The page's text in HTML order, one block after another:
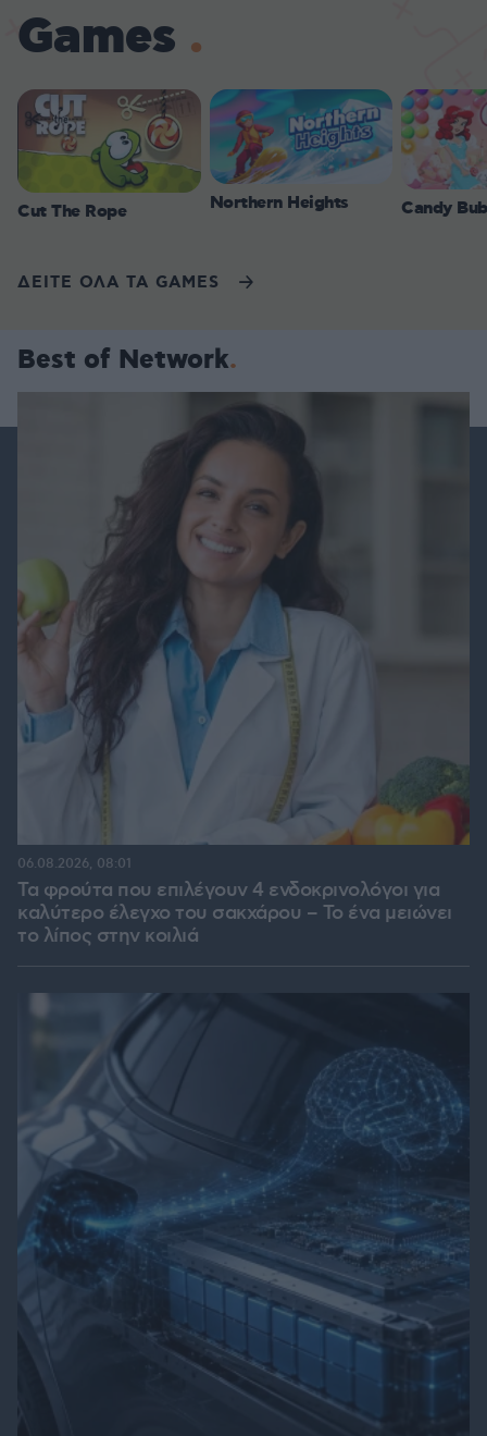
Games
Cut The Rope Northern Heights Candy
ΔΕΙΤΕ ΟΛΑ ΤΑ GAMES
Best of Network
Τα φρούτα που επιλέγουν 4 ενδοκρινολόγοι για
καλύτερο έλεγχο του σακχάρου – Το ένα μειώνει
το λίπος στην κοιλιά
06.08.2026, 08:01